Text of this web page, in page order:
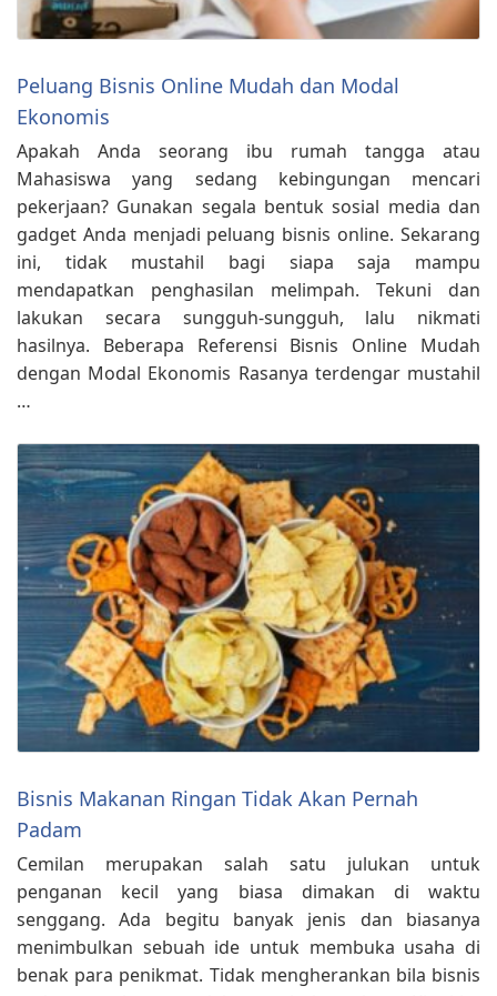
Peluang Bisnis Online Mudah dan Modal
Ekonomis
Apakah Anda seorang ibu rumah tangga atau
Mahasiswa yang sedang kebingungan mencari
pekerjaan? Gunakan segala bentuk sosial media dan
gadget Anda menjadi peluang bisnis online. Sekarang
ini, tidak mustahil bagi siapa saja mampu
mendapatkan penghasilan melimpah. Tekuni dan
lakukan secara sungguh-sungguh, lalu nikmati
hasilnya. Beberapa Referensi Bisnis Online Mudah
dengan Modal Ekonomis Rasanya terdengar mustahil
…
Bisnis Makanan Ringan Tidak Akan Pernah
Padam
Cemilan merupakan salah satu julukan untuk
penganan kecil yang biasa dimakan di waktu
senggang. Ada begitu banyak jenis dan biasanya
menimbulkan sebuah ide untuk membuka usaha di
benak para penikmat. Tidak mengherankan bila bisnis